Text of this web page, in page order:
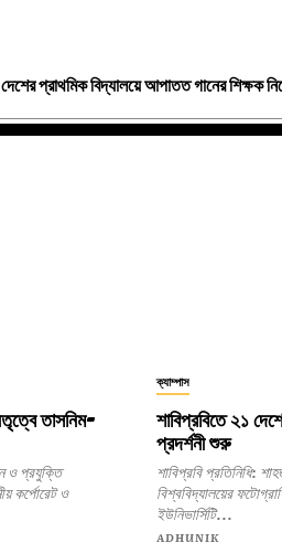
দেশের প্রাথমিক বিদ্যালয়ে আপাতত গানের শিক্ষক
তাসনিম-
কর্পোরেট ও
ক্যাম্পাস
শাবিপ্রবিতে ২১
প্রদর্শনী শুরু
শাবিপ্রবি প্রতিনিধি: শাহজালাল বিজ্ঞান ও প্রযুক্তি
বিশ্ববিদ্যালয়ের
ইউনিভার্সিটি...
ADHUNIK